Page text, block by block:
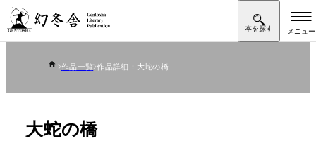
作品一覧 作品詳細：大蛇の橋
大蛇の橋